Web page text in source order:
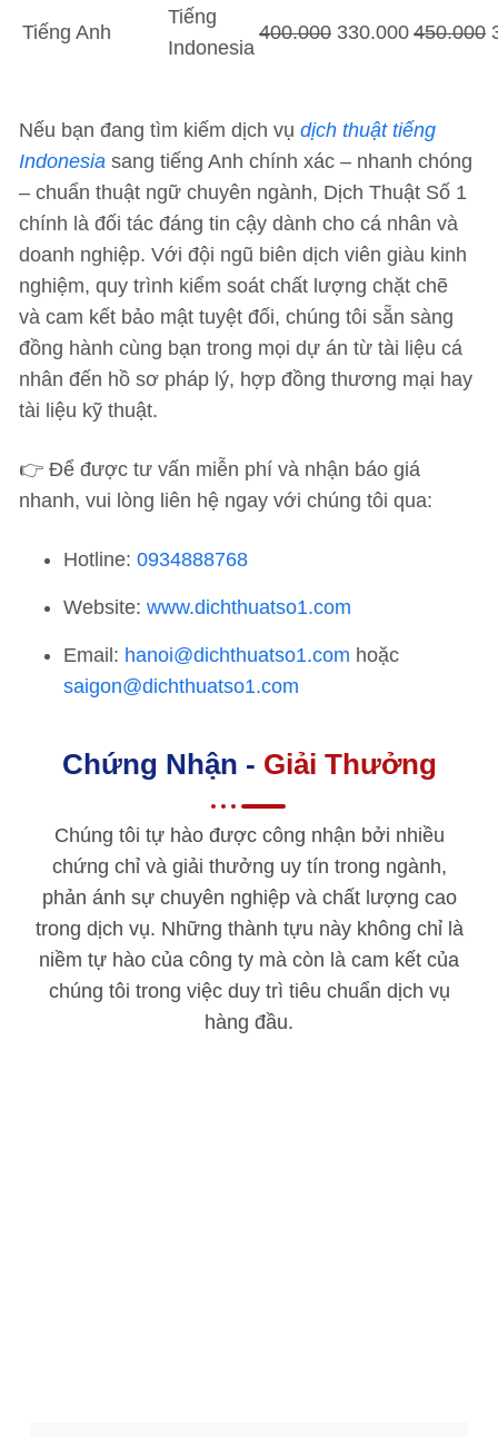
Tiếng Anh
Tiếng
Indonesia
400.000 330.000 450.000
Nếu bạn đang tìm kiếm dịch vụ dịch thuật tiếng
Indonesia sang tiếng Anh chính xác – nhanh chóng
– chuẩn thuật ngữ chuyên ngành, Dịch Thuật Số 1
chính là đối tác đáng tin cậy dành cho cá nhân và
doanh nghiệp. Với đội ngũ biên dịch viên giàu kinh
nghiệm, quy trình kiểm soát chất lượng chặt chẽ
và cam kết bảo mật tuyệt đối, chúng tôi sẵn sàng
đồng hành cùng bạn trong mọi dự án từ tài liệu cá
nhân đến hồ sơ pháp lý, hợp đồng thương mại hay
tài liệu kỹ thuật.
👉 Để được tư vấn miễn phí và nhận báo giá
nhanh, vui lòng liên hệ ngay với chúng tôi qua:
Hotline: 0934888768
Website: www.dichthuatso1.com
Email: hanoi@dichthuatso1.com hoặc
saigon@dichthuatso1.com
Chứng Nhận - Giải Thưởng
Chúng tôi tự hào được công nhận bởi nhiều
chứng chỉ và giải thưởng uy tín trong ngành,
phản ánh sự chuyên nghiệp và chất lượng cao
trong dịch vụ. Những thành tựu này không chỉ là
niềm tự hào của công ty mà còn là cam kết của
chúng tôi trong việc duy trì tiêu chuẩn dịch vụ
hàng đầu.